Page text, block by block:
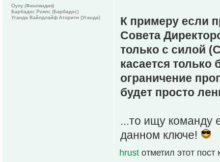
К примеру если
Совета
только с силой
касается
ограничение
будет просто
...то ищу команду
данном ключе!
hrust отметил этот
Оулу (Финляндия)
Барбадос Роялс (Барбадос)
Уганда Вайлдлайф Аторити (Уганда)